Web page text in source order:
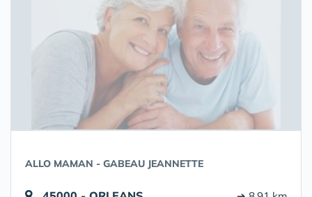
ALLO MAMAN - GABEAU JEANNETTE